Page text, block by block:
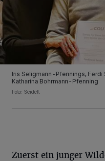
Iris Seligmann-Pfennings,
Katharina Bohrmann-Pfenning
Foto: Seidelt
Zuerst ein junger